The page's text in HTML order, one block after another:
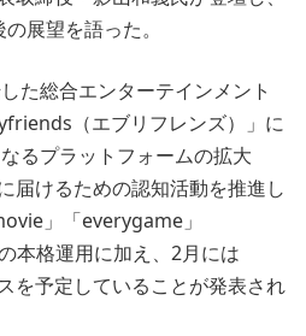
展望を語った。
た総合エンターテインメント
（エブリフレンズ）」に
るプラットフォームの拡大
届けるための認知活動を推進し
」「everygame」
本格運用に加え、2月には
を予定していることが発表され